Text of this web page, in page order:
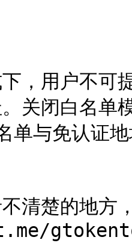
，用户不可
关闭白名单
单与免认证
清楚的地方